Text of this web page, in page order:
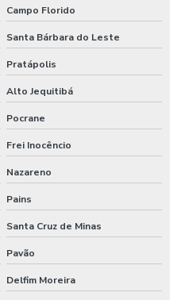
Campo Florido
Santa Bárbara do Leste
Pratápolis
Alto Jequitibá
Pocrane
Frei Inocêncio
Nazareno
Pains
Santa Cruz de Minas
Pavão
Delfim Moreira